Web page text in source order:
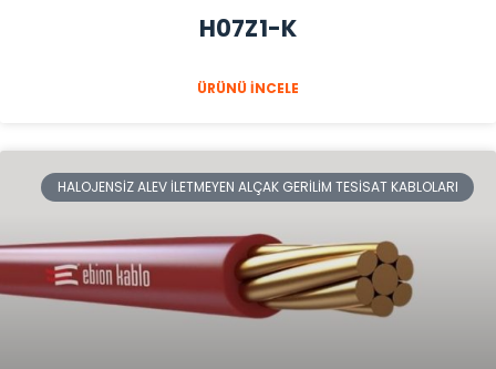
H07Z1-K
ÜRÜNÜ İNCELE
HALOJENSIZ ALEV İLETMEYEN ALÇAK GERILIM TESISAT KABLOLARI